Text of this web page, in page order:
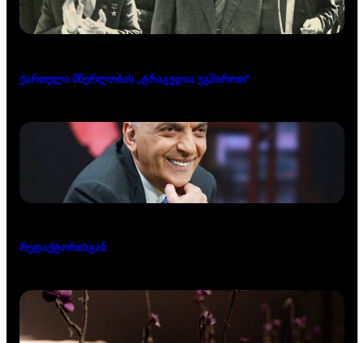
ქართული მწერლობის „ტრაგედია უგმიროთ“
რედაქტორისგან